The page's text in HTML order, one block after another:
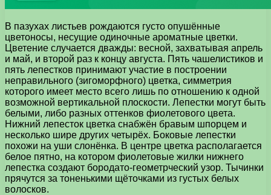
В пазухах листьев рождаются густо опушённые
цветоносы, несущие одиночные ароматные цветки.
Цветение случается дважды: весной, захватывая апрель
и май, и второй раз к концу августа. Пять чашелистиков и
пять лепестков принимают участие в построении
неправильного (зигоморфного) цветка, симметрия
которого имеет место всего лишь по отношению к одной
возможной вертикальной плоскости. Лепестки могут быть
белыми, либо разных оттенков фиолетового цвета.
Нижний лепесток цветка снабжён бравым шпорцем и
несколько шире других четырёх. Боковые лепестки
похожи на уши слонёнка. В центре цветка располагается
белое пятно, на котором фиолетовые жилки нижнего
лепестка создают бородато-геометрческий узор. Тычинки
прячутся за тоненькими щёточками из густых белых
волосков.